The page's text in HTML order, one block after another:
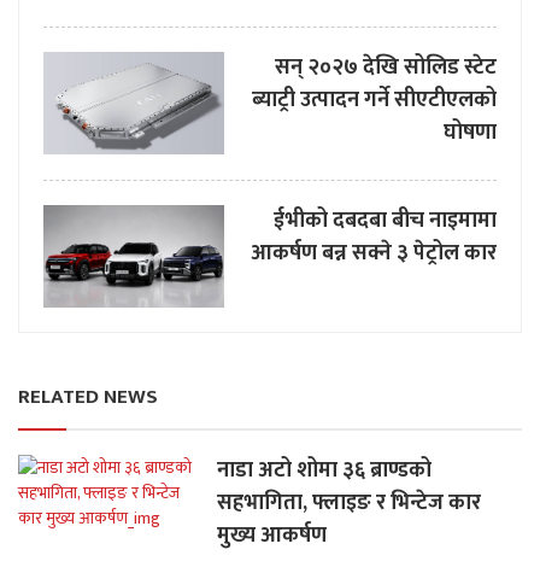
सन् २०२७ देखि सोलिड स्टेट
ब्याट्री उत्पादन गर्ने सीएटीएलको
घोषणा
ईभीको दबदबा बीच नाइमामा
आकर्षण बन्न सक्ने ३ पेट्रोल कार
RELATED NEWS
नाडा अटो शोमा ३६ ब्राण्डको
सहभागिता, फ्लाइङ र भिन्टेज कार
मुख्य आकर्षण